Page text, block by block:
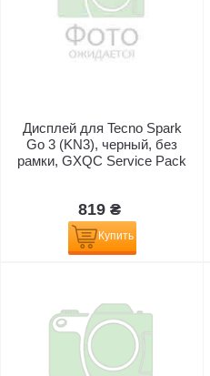
Дисплей для Tecno Spark
Go 3 (KN3), черный, без
рамки, GXQC Service Pack
819 ₴
Купить